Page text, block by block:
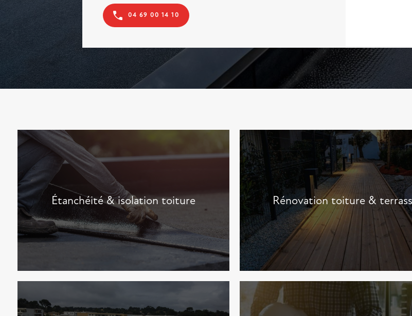
04 69 00 14 10
Étanchéité & isolation toiture Rénovation toiture &